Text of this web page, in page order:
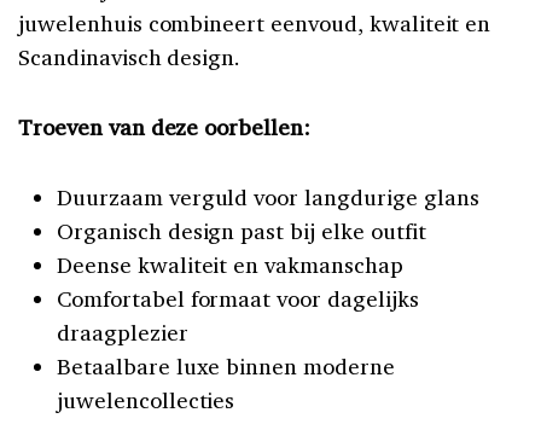
juwelenhuis combineert eenvoud, kwaliteit en
Scandinavisch design.
Troeven van deze oorbellen:
Duurzaam verguld voor langdurige glans
Organisch design past bij elke outfit
Deense kwaliteit en vakmanschap
Comfortabel formaat voor dagelijks
draagplezier
Betaalbare luxe binnen moderne
juwelencollecties